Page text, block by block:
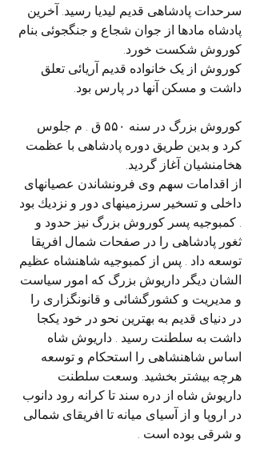
سرحدات پادشاهی قدیم لیدیا رسید. آخرین
پادشاه مادها از جوان شجاع و جنگجوئی بنام
کوروش شکست خورد.
کوروش از یک خانواده قدیم آریائی تعلق
داشت و مسکن آنها در پارس بود.
کوروش بزرگ در سنه ۵۵۰ ق . م جلوس
کرد و بدین طریق دوره پادشاهی با عظمت
هخامنشیان آغاز گردید.
از اقدامات سهم وی فرونشاندن عصیانهای
داخلی و تسخیر سرزمینهای دور و نزديك بود
. کمبوجیه پسر کوروش بزرگ نیز حدود و
ثغور پادشاهی را در صفحات شمال افریقا
توسعه داد . پس از کمبوجیه شاهنشاه عظیم
الشان دیگر داریوش بزرگ که امور سیاست
و مدیریت و کشورگشائی و قانونگزاری را
در دنیای قدیم به بهترین نحو در خود یکجا
داشت به سلطنت رسید . داریوش شاه
اساس شاهنشاهی را استحکام و توسعه
هرچه بیشتر بخشید. وسعت سلطنت
داریوش شاه از دره سند تا کرانه رود دانوب
در اروپا و از آسیای میانه تا افریقای شمالی
و شرقی بوده است .